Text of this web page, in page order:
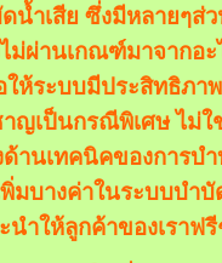
น้ำเสีย ซึ่งมีหลายๆส่
ผ่านเกณฑ์มาจากอะ
ให้ระบบมีประสิทธิภา
ญเป็นกรณีพิเศษ ไม่ใ
นเทคนิคของการบำ
มบางค่าในระบบบำ
ำให้ลูกค้าของเราฟรี